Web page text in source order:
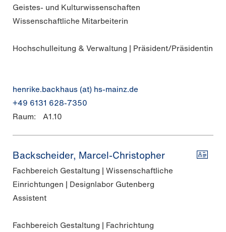
Geistes- und Kulturwissenschaften
Wissenschaftliche Mitarbeiterin
Hochschulleitung & Verwaltung | Präsident/Präsidentin
henrike.backhaus (at) hs-mainz.de
+49 6131 628-7350
Raum:
A1.10
Backscheider, Marcel-Christopher
Fachbereich Gestaltung | Wissenschaftliche
Einrichtungen | Designlabor Gutenberg
Assistent
Fachbereich Gestaltung | Fachrichtung